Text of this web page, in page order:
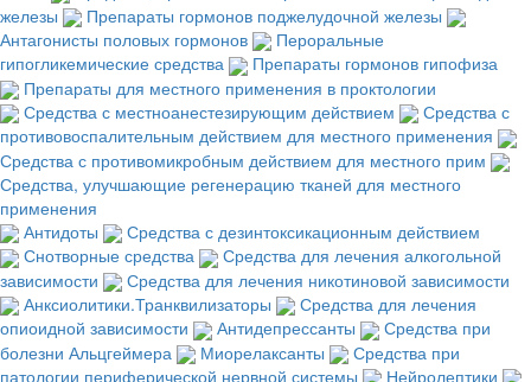
железы
Препараты гормонов поджелудочной железы
Антагонисты половых гормонов
Пероральные
гипогликемические средства
Препараты гормонов гипофиза
Препараты для местного применения в проктологии
Средства с местноанестезирующим действием
Средства с
противовоспалительным действием для местного применения
Средства с противомикробным действием для местного прим
Средства, улучшающие регенерацию тканей для местного
применения
Антидоты
Средства с дезинтоксикационным действием
Снотворные средства
Средства для лечения алкогольной
зависимости
Средства для лечения никотиновой зависимости
Анксиолитики.Транквилизаторы
Средства для лечения
опиоидной зависимости
Антидепрессанты
Средства при
болезни Альцгеймера
Миорелаксанты
Средства при
патологии периферической нервной системы
Нейролептики